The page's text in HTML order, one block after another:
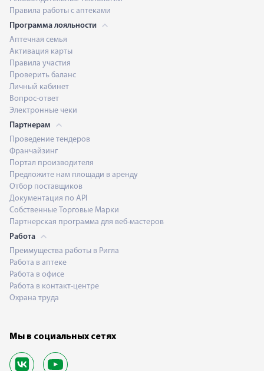
Правила работы с аптеками
Программа лояльности
Аптечная семья
Активация карты
Правила участия
Проверить баланс
Личный кабинет
Вопрос-ответ
Электронные чеки
Партнерам
Проведение тендеров
Франчайзинг
Портал производителя
Предложите нам площади в аренду
Отбор поставщиков
Документация по API
Собственные Торговые Марки
Партнерская программа для веб-мастеров
Работа
Преимущества работы в Ригла
Работа в аптеке
Работа в офисе
Работа в контакт-центре
Охрана труда
Мы в социальных сетях